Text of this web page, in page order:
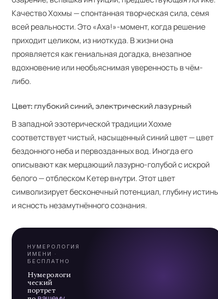
Качество Хохмы — спонтанная творческая сила, семя
всей реальности. Это «Аха!»-момент, когда решение
приходит целиком, из ниоткуда. В жизни она
проявляется как гениальная догадка, внезапное
вдохновение или необъяснимая уверенность в чём-
либо.
Цвет: глубокий синий, электрический лазурный
В западной эзотерической традиции Хохме
соответствует чистый, насыщенный синий цвет — цвет
бездонного неба и первозданных вод. Иногда его
описывают как мерцающий лазурно-голубой с искрой
белого — отблеском Кетер внутри. Этот цвет
символизирует бесконечный потенциал, глубину
и ясность незамутнённого сознания.
А
НУМЕРОЛОГИЯ
ИМЕНИ ·
БЕСПЛАТНО
Нумерологи
ческий
портрет